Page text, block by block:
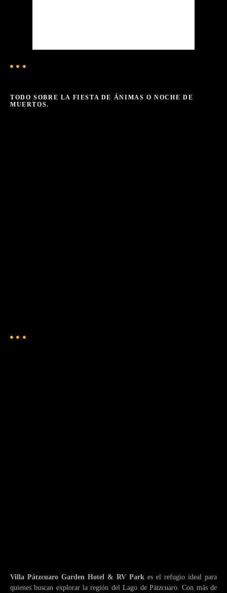
TODO SOBRE LA FIESTA DE ÁNIMAS O NOCHE DE
MUERTOS.
Villa Pátzcuaro Garden Hotel & RV Park es el refugio ideal para
quienes buscan explorar la región del Lago de Pátzcuaro. Con más de